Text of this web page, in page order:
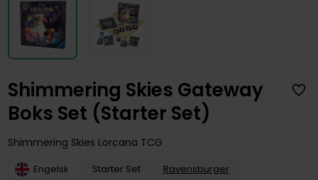
Shimmering Skies Gateway
Boks Set (Starter Set)
Shimmering Skies Lorcana TCG
Engelsk Starter Set
Ravensburger